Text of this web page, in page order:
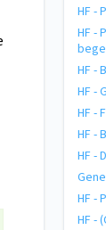
HF -
HF -
HF -
HF -
HF -
HF -
HF -
HF -
HF -